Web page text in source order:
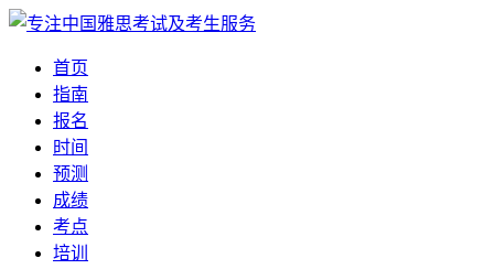
首页
指南
报名
时间
预测
成绩
考点
培训